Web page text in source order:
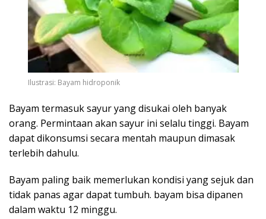
Ilustrasi: Bayam hidroponik
Bayam termasuk sayur yang disukai oleh banyak
orang. Permintaan akan sayur ini selalu tinggi. Bayam
dapat dikonsumsi secara mentah maupun dimasak
terlebih dahulu.
Bayam paling baik memerlukan kondisi yang sejuk dan
tidak panas agar dapat tumbuh. bayam bisa dipanen
dalam waktu 12 minggu.